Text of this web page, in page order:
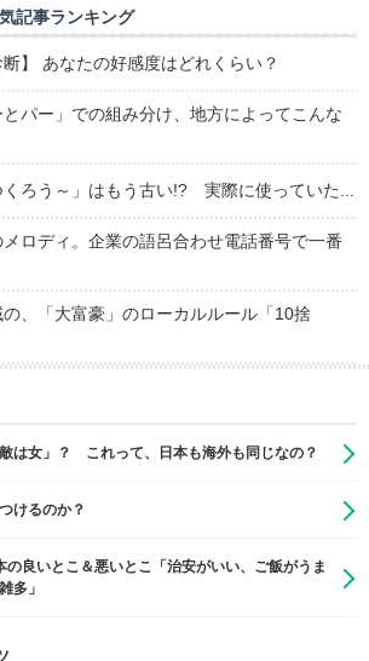
記事ランキング
断】 あなたの好感度はどれくらい？
パー」での組み分け、地方によってこんな
くろう～」はもう古い!? 実際に使っていた...
ロディ。企業の語呂合わせ電話番号で一番
、「大富豪」のローカルルール「10捨
敵は女」？ これって、日本も海外も同じなの？
けるのか？
良いとこ＆悪いとこ「治安がいい、ご飯がうま
多」